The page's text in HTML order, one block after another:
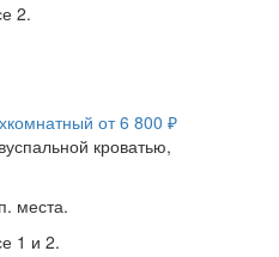
2.
от 6 800 ₽
кроватью,
места.
1 и 2.